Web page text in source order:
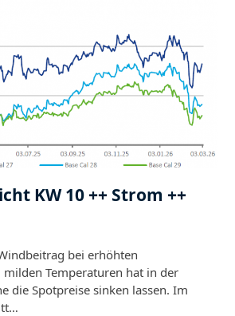
KW 10 ++ Strom ++
bei erhöhten
Temperaturen hat in der
die Spotpreise sinken lassen. Im